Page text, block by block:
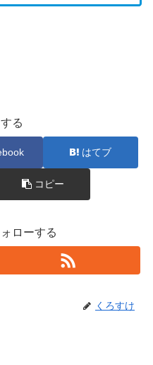
る
はてブ
コピー
ローする
くろすけ